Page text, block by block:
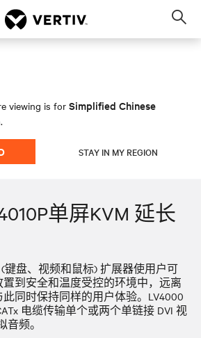
viewing is for Simplified Chinese
STAY IN MY REGION
单屏KVM 延长
(键盘、视频和鼠标) 扩展器使用户可
到安全和温度受控的环境中，远离
同时保持同样的用户体验。LV4000
电缆传输单个或两个单链接 DVI 视
音频。